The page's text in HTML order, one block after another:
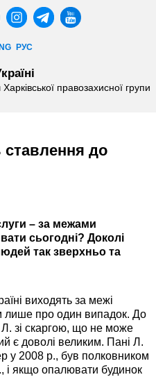
РУС
правозахисної групи
ставлення до
– за межами
сьогодні? Доколі
так зверхньо та
виходять за межі
лише про один випадок. До
Л. зі скаргою, що не може
є доволі великим. Пані Л.
у 2008 р., був полковником
і якщо опалювати будинок